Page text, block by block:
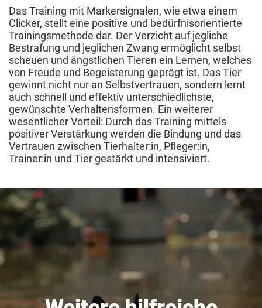
Das Training mit Markersignalen, wie etwa einem
Clicker, stellt eine positive und bedürfnisorientierte
Trainingsmethode dar. Der Verzicht auf jegliche
Bestrafung und jeglichen Zwang ermöglicht selbst
scheuen und ängstlichen Tieren ein Lernen, welches
von Freude und Begeisterung geprägt ist. Das Tier
gewinnt nicht nur an Selbstvertrauen, sondern lernt
auch schnell und effektiv unterschiedlichste,
gewünschte Verhaltensformen. Ein weiterer
wesentlicher Vorteil: Durch das Training mittels
positiver Verstärkung werden die Bindung und das
Vertrauen zwischen Tierhalter:in, Pfleger:in,
Trainer:in und Tier gestärkt und intensiviert.